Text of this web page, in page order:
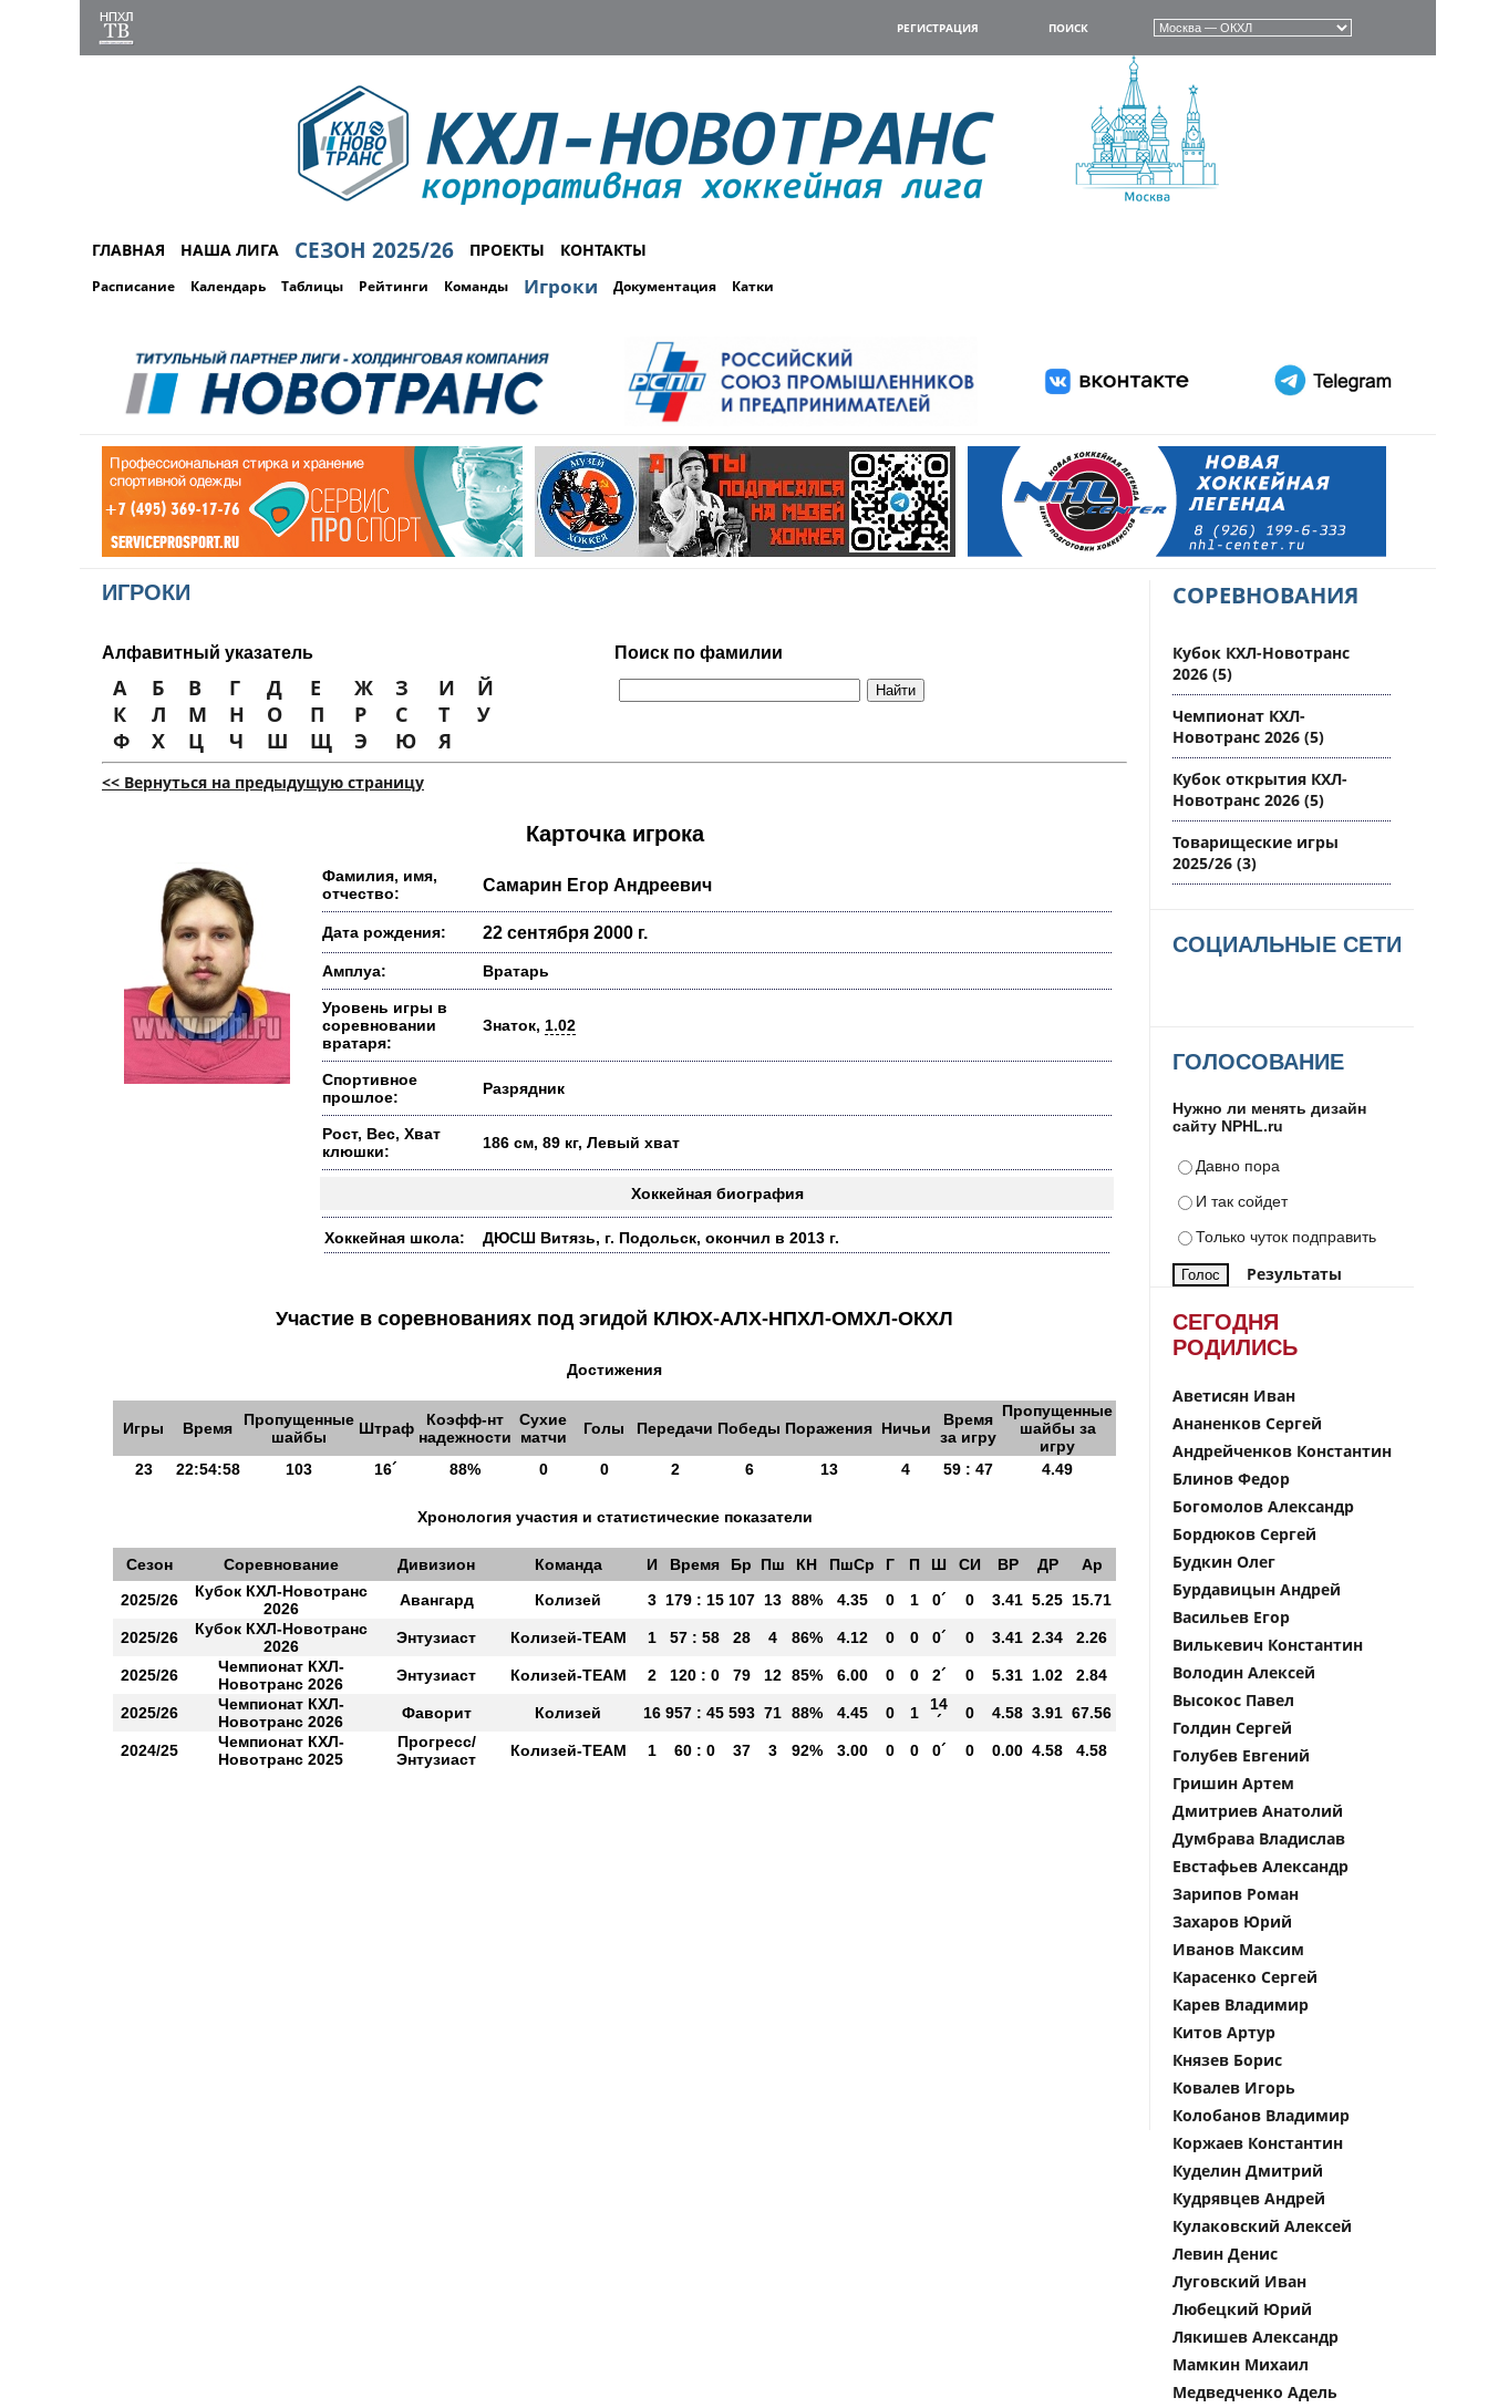
РЕГИСТРАЦИЯ ПОИСК
ГЛАВНАЯ НАША ЛИГА СЕЗОН 2025/26 ПРОЕКТЫ КОНТАКТЫ
Расписание Календарь Таблицы Рейтинги Команды Игроки Документация Катки
ИГРОКИ
Алфавитный указатель Поиск по фамилии
А Б В Г Д Е Ж З И
Й
К
Л М Н О П Р С Т
У
Ф
Х Ц Ч Ш Щ Э Ю Я
<< Вернуться на предыдущую страницу
Карточка игрока
Фамилия, имя,
отчество:
Самарин Егор Андреевич
Дата рождения: 22 сентября 2000 г.
Амплуа: Вратарь
Уровень игры в
соревновании
вратаря:
Знаток, 1.02
Спортивное
прошлое:
Разрядник
Рост, Вес, Хват
клюшки:
186 см, 89 кг, Левый хват
Хоккейная биография
Хоккейная школа: ДЮСШ Витязь, г. Подольск, окончил в 2013 г.
Участие в соревнованиях под эгидой КЛЮХ-АЛХ-НПХЛ-ОМХЛ-ОКХЛ
Достижения
Игры Время
Пропущенные
шайбы
Штраф
Коэфф-нт
надежности
Сухие
матчи
Голы Передачи Победы Поражения Ничьи
Время
за игру
Пропущенные
шайбы за
игру
23
22:54:58 103 16´ 88% 0 0 2 6 13 4 59 : 47 4.49
Хронология участия и статистические показатели
Сезон Соревнование Дивизион Команда И Время Бр Пш КН ПшСр Г П Ш СИ ВР ДР
Ар
2025/26
Кубок КХЛ-Новотранс
2026
Авангард Колизей 3 179 : 15 107 13 88% 4.35 0 1 0´ 0 3.41 5.25 15.71
2025/26
Кубок КХЛ-Новотранс
2026
Энтузиаст Колизей-TEAM 1 57 : 58 28 4 86% 4.12 0 0 0´ 0 3.41 2.34 2.26
2025/26
Чемпионат КХЛ-
Новотранс 2026
Энтузиаст Колизей-ТЕАМ 2 120 : 0 79 12 85% 6.00 0 0 2´ 0 5.31 1.02 2.84
2025/26
Чемпионат КХЛ-
Новотранс 2026
Фаворит Колизей 16 957 : 45 593 71 88% 4.45 0 1
14
´
0 4.58 3.91 67.56
2024/25
Чемпионат КХЛ-
Новотранс 2025
Прогресс/
Энтузиаст
Колизей-TEAM 1 60 : 0 37 3 92% 3.00 0 0 0´ 0 0.00 4.58 4.58
СОРЕВНОВАНИЯ
Кубок КХЛ-Новотранс
2026 (5)
Чемпионат КХЛ-
Новотранс 2026 (5)
Кубок открытия КХЛ-
Новотранс 2026 (5)
Товарищеские игры
2025/26 (3)
СОЦИАЛЬНЫЕ СЕТИ
ГОЛОСОВАНИЕ
Нужно ли менять дизайн
сайту NPHL.ru
Давно пора
И так сойдет
Только чуток подправить
Результаты
СЕГОДНЯ
РОДИЛИСЬ
Аветисян Иван
Ананенков Сергей
Андрейченков Константин
Блинов Федор
Богомолов Александр
Бордюков Сергей
Будкин Олег
Бурдавицын Андрей
Васильев Егор
Вилькевич Константин
Володин Алексей
Высокос Павел
Голдин Сергей
Голубев Евгений
Гришин Артем
Дмитриев Анатолий
Думбрава Владислав
Евстафьев Александр
Зарипов Роман
Захаров Юрий
Иванов Максим
Карасенко Сергей
Карев Владимир
Китов Артур
Князев Борис
Ковалев Игорь
Колобанов Владимир
Коржаев Константин
Куделин Дмитрий
Кудрявцев Андрей
Кулаковский Алексей
Левин Денис
Луговский Иван
Любецкий Юрий
Лякишев Александр
Мамкин Михаил
Медведченко Адель